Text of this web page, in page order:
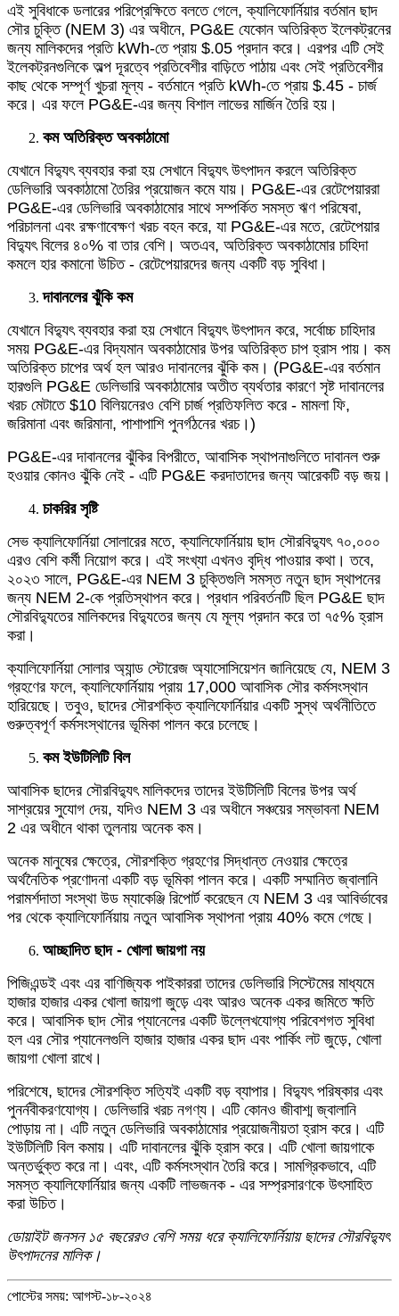
এই সুবিধাকে ডলারের পরিপ্রেক্ষিতে বলতে গেলে, ক্যালিফোর্নিয়ার বর্তমান ছাদ
সৌর চুক্তি (NEM 3) এর অধীনে, PG&E যেকোন অতিরিক্ত ইলেকট্রনের
জন্য মালিকদের প্রতি kWh-তে প্রায় $.05 প্রদান করে। এরপর এটি সেই
ইলেকট্রনগুলিকে অল্প দূরত্বে প্রতিবেশীর বাড়িতে পাঠায় এবং সেই প্রতিবেশীর
কাছ থেকে সম্পূর্ণ খুচরা মূল্য - বর্তমানে প্রতি kWh-তে প্রায় $.45 - চার্জ
করে। এর ফলে PG&E-এর জন্য বিশাল লাভের মার্জিন তৈরি হয়।
কম অতিরিক্ত অবকাঠামো
যেখানে বিদ্যুৎ ব্যবহার করা হয় সেখানে বিদ্যুৎ উৎপাদন করলে অতিরিক্ত
ডেলিভারি অবকাঠামো তৈরির প্রয়োজন কমে যায়। PG&E-এর রেটেপেয়াররা
PG&E-এর ডেলিভারি অবকাঠামোর সাথে সম্পর্কিত সমস্ত ঋণ পরিষেবা,
পরিচালনা এবং রক্ষণাবেক্ষণ খরচ বহন করে, যা PG&E-এর মতে, রেটেপেয়ার
বিদ্যুৎ বিলের ৪০% বা তার বেশি। অতএব, অতিরিক্ত অবকাঠামোর চাহিদা
কমলে হার কমানো উচিত - রেটেপেয়ারদের জন্য একটি বড় সুবিধা।
দাবানলের ঝুঁকি কম
যেখানে বিদ্যুৎ ব্যবহার করা হয় সেখানে বিদ্যুৎ উৎপাদন করে, সর্বোচ্চ চাহিদার
সময় PG&E-এর বিদ্যমান অবকাঠামোর উপর অতিরিক্ত চাপ হ্রাস পায়। কম
অতিরিক্ত চাপের অর্থ হল আরও দাবানলের ঝুঁকি কম। (PG&E-এর বর্তমান
হারগুলি PG&E ডেলিভারি অবকাঠামোর অতীত ব্যর্থতার কারণে সৃষ্ট দাবানলের
খরচ মেটাতে $10 বিলিয়নেরও বেশি চার্জ প্রতিফলিত করে - মামলা ফি,
জরিমানা এবং জরিমানা, পাশাপাশি পুনর্গঠনের খরচ।)
PG&E-এর দাবানলের ঝুঁকির বিপরীতে, আবাসিক স্থাপনাগুলিতে দাবানল শুরু
হওয়ার কোনও ঝুঁকি নেই - এটি PG&E করদাতাদের জন্য আরেকটি বড় জয়।
চাকরির সৃষ্টি
সেভ ক্যালিফোর্নিয়া সোলারের মতে, ক্যালিফোর্নিয়ায় ছাদ সৌরবিদ্যুৎ ৭০,০০০
এরও বেশি কর্মী নিয়োগ করে। এই সংখ্যা এখনও বৃদ্ধি পাওয়ার কথা। তবে,
২০২৩ সালে, PG&E-এর NEM 3 চুক্তিগুলি সমস্ত নতুন ছাদ স্থাপনের
জন্য NEM 2-কে প্রতিস্থাপন করে। প্রধান পরিবর্তনটি ছিল PG&E ছাদ
সৌরবিদ্যুতের মালিকদের বিদ্যুতের জন্য যে মূল্য প্রদান করে তা ৭৫% হ্রাস
করা।
ক্যালিফোর্নিয়া সোলার অ্যান্ড স্টোরেজ অ্যাসোসিয়েশন জানিয়েছে যে, NEM 3
গ্রহণের ফলে, ক্যালিফোর্নিয়ায় প্রায় 17,000 আবাসিক সৌর কর্মসংস্থান
হারিয়েছে। তবুও, ছাদের সৌরশক্তি ক্যালিফোর্নিয়ার একটি সুস্থ অর্থনীতিতে
গুরুত্বপূর্ণ কর্মসংস্থানের ভূমিকা পালন করে চলেছে।
কম ইউটিলিটি বিল
আবাসিক ছাদের সৌরবিদ্যুৎ মালিকদের তাদের ইউটিলিটি বিলের উপর অর্থ
সাশ্রয়ের সুযোগ দেয়, যদিও NEM 3 এর অধীনে সঞ্চয়ের সম্ভাবনা NEM
2 এর অধীনে থাকা তুলনায় অনেক কম।
অনেক মানুষের ক্ষেত্রে, সৌরশক্তি গ্রহণের সিদ্ধান্ত নেওয়ার ক্ষেত্রে
অর্থনৈতিক প্রণোদনা একটি বড় ভূমিকা পালন করে। একটি সম্মানিত জ্বালানি
পরামর্শদাতা সংস্থা উড ম্যাকেঞ্জি রিপোর্ট করেছেন যে NEM 3 এর আবির্ভাবের
পর থেকে ক্যালিফোর্নিয়ায় নতুন আবাসিক স্থাপনা প্রায় 40% কমে গেছে।
আচ্ছাদিত ছাদ - খোলা জায়গা নয়
পিজিএন্ডই এবং এর বাণিজ্যিক পাইকাররা তাদের ডেলিভারি সিস্টেমের মাধ্যমে
হাজার হাজার একর খোলা জায়গা জুড়ে এবং আরও অনেক একর জমিতে ক্ষতি
করে। আবাসিক ছাদ সৌর প্যানেলের একটি উল্লেখযোগ্য পরিবেশগত সুবিধা
হল এর সৌর প্যানেলগুলি হাজার হাজার একর ছাদ এবং পার্কিং লট জুড়ে, খোলা
জায়গা খোলা রাখে।
পরিশেষে, ছাদের সৌরশক্তি সত্যিই একটি বড় ব্যাপার। বিদ্যুৎ পরিষ্কার এবং
পুনর্নবীকরণযোগ্য। ডেলিভারি খরচ নগণ্য। এটি কোনও জীবাশ্ম জ্বালানি
পোড়ায় না। এটি নতুন ডেলিভারি অবকাঠামোর প্রয়োজনীয়তা হ্রাস করে। এটি
ইউটিলিটি বিল কমায়। এটি দাবানলের ঝুঁকি হ্রাস করে। এটি খোলা জায়গাকে
অন্তর্ভুক্ত করে না। এবং, এটি কর্মসংস্থান তৈরি করে। সামগ্রিকভাবে, এটি
সমস্ত ক্যালিফোর্নিয়ার জন্য একটি লাভজনক - এর সম্প্রসারণকে উৎসাহিত
করা উচিত।
ডোয়াইট জনসন ১৫ বছরেরও বেশি সময় ধরে ক্যালিফোর্নিয়ায় ছাদের সৌরবিদ্যুৎ
উৎপাদনের মালিক।
পোস্টের সময়: আগস্ট-১৮-২০২৪